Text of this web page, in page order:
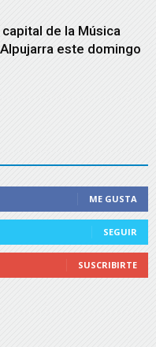
de la Música
este domingo
ME GUSTA
SEGUIR
SUSCRIBIRTE